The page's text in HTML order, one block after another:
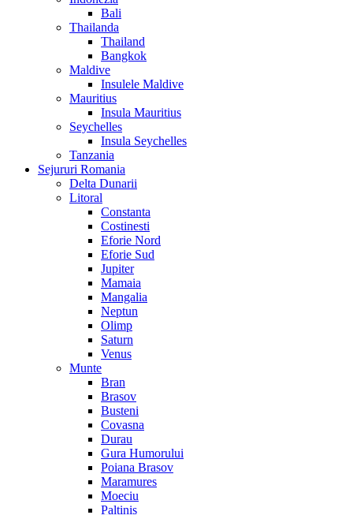
Bali
Thailanda
Thailand
Bangkok
Maldive
Insulele Maldive
Mauritius
Insula Mauritius
Seychelles
Insula Seychelles
Tanzania
Sejururi Romania
Delta Dunarii
Litoral
Constanta
Costinesti
Eforie Nord
Eforie Sud
Jupiter
Mamaia
Mangalia
Neptun
Olimp
Saturn
Venus
Munte
Bran
Brasov
Busteni
Covasna
Durau
Gura Humorului
Poiana Brasov
Maramures
Moeciu
Paltinis